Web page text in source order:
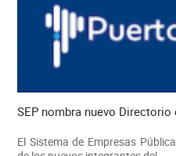
SEP nombra nuevo
El Sistema de Empresas